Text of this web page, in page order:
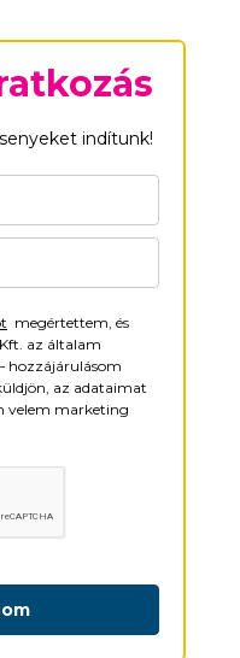
indítunk!
megértettem, és
az általam
hozzájárulásom
az adataimat
velem marketing